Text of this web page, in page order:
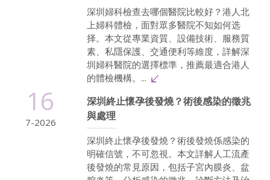
深圳婦科檢查去哪個醫院比較好？港人北
上婦科體檢，面對眾多醫院不知如何选
择。本文從專業資質、設備技術、服務質
素、私隱保護、交通便利等維度，詳解深
圳婦科醫院的選擇標準，推薦最適合港人
的體檢機構。...
16
7-2026
深圳終止懷孕後發燒？術後感染的徵兆
與處理
深圳終止懷孕後發燒？術後發燒係感染的
明確信號，不可忽視。本文詳解人工流產
後發燒的常見原因，包括子宮內膜炎、盆